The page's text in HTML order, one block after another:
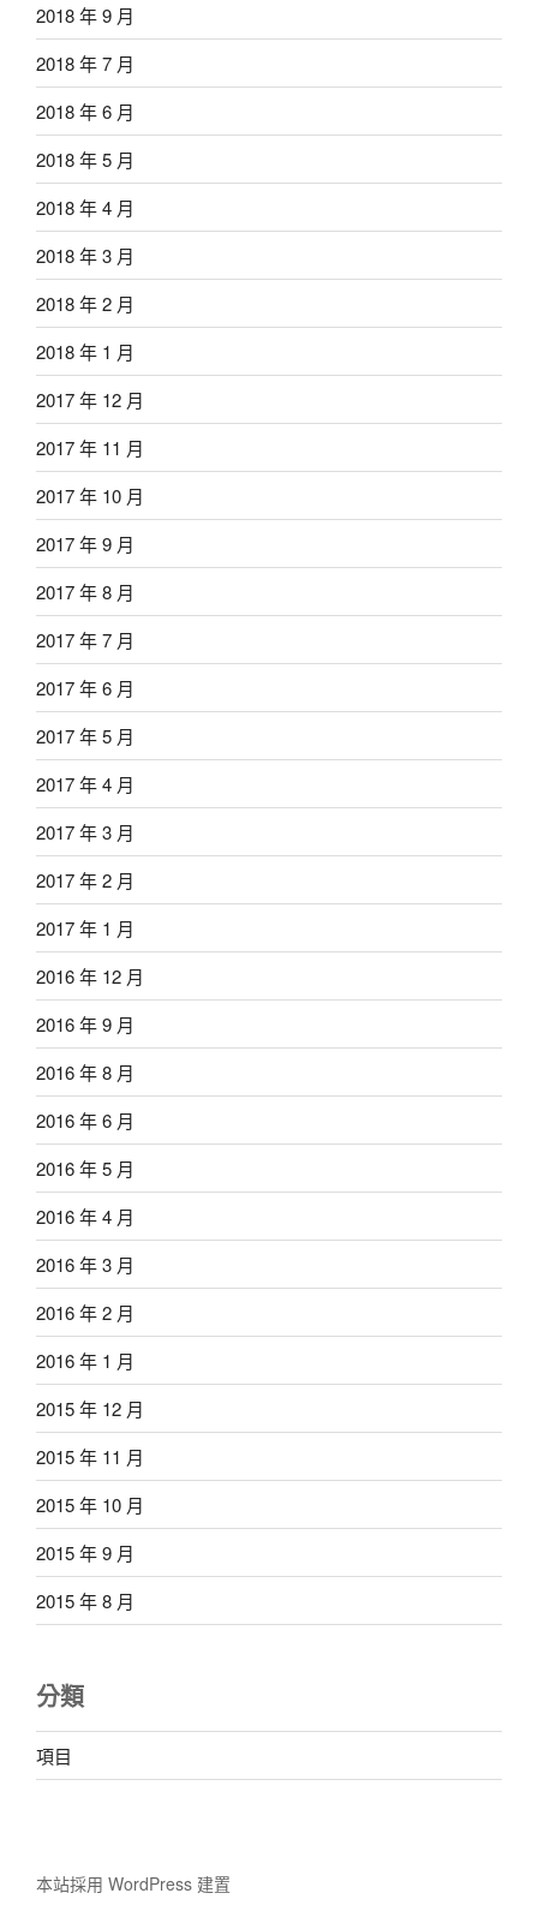
2018 年 9 月
2018 年 7 月
2018 年 6 月
2018 年 5 月
2018 年 4 月
2018 年 3 月
2018 年 2 月
2018 年 1 月
2017 年 12 月
2017 年 11 月
2017 年 10 月
2017 年 9 月
2017 年 8 月
2017 年 7 月
2017 年 6 月
2017 年 5 月
2017 年 4 月
2017 年 3 月
2017 年 2 月
2017 年 1 月
2016 年 12 月
2016 年 9 月
2016 年 8 月
2016 年 6 月
2016 年 5 月
2016 年 4 月
2016 年 3 月
2016 年 2 月
2016 年 1 月
2015 年 12 月
2015 年 11 月
2015 年 10 月
2015 年 9 月
2015 年 8 月
分類
項目
本站採用 WordPress 建置